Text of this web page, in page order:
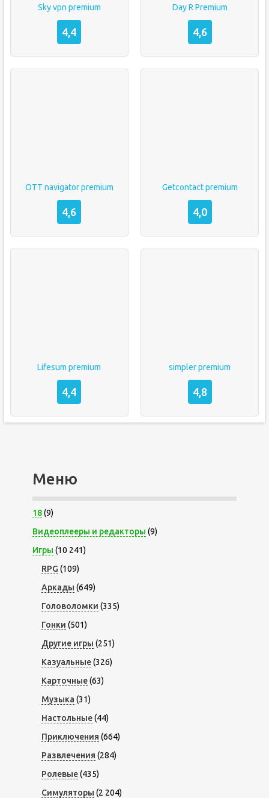
Sky vpn premium
4,4
Day R Premium
4,6
OTT navigator premium
4,6
Getcontact premium
4,0
Lifesum premium
4,4
simpler premium
4,8
Меню
18(9)
Видеоплееры и редакторы (9)
Игры (10 241)
RPG (109)
Аркады (649)
Головоломки (335)
Гонки (501)
Другие игры (251)
Казуальные(326)
Карточные(63)
Музыка (31)
Настольные(44)
Приключения (664)
Развлечения (284)
Ролевые(435)
Симуляторы (2 204)